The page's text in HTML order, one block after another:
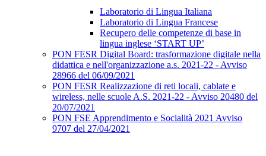
Laboratorio di Lingua Italiana
Laboratorio di Lingua Francese
Recupero delle competenze di base in
lingua inglese ‘START UP’
PON FESR Digital Board: trasformazione digitale nella
didattica e nell'organizzazione a.s. 2021-22 - Avviso
28966 del 06/09/2021
PON FESR Realizzazione di reti locali, cablate e
wireless, nelle scuole A.S. 2021-22 - Avviso 20480 del
20/07/2021
PON FSE Apprendimento e Socialità 2021 Avviso
9707 del 27/04/2021